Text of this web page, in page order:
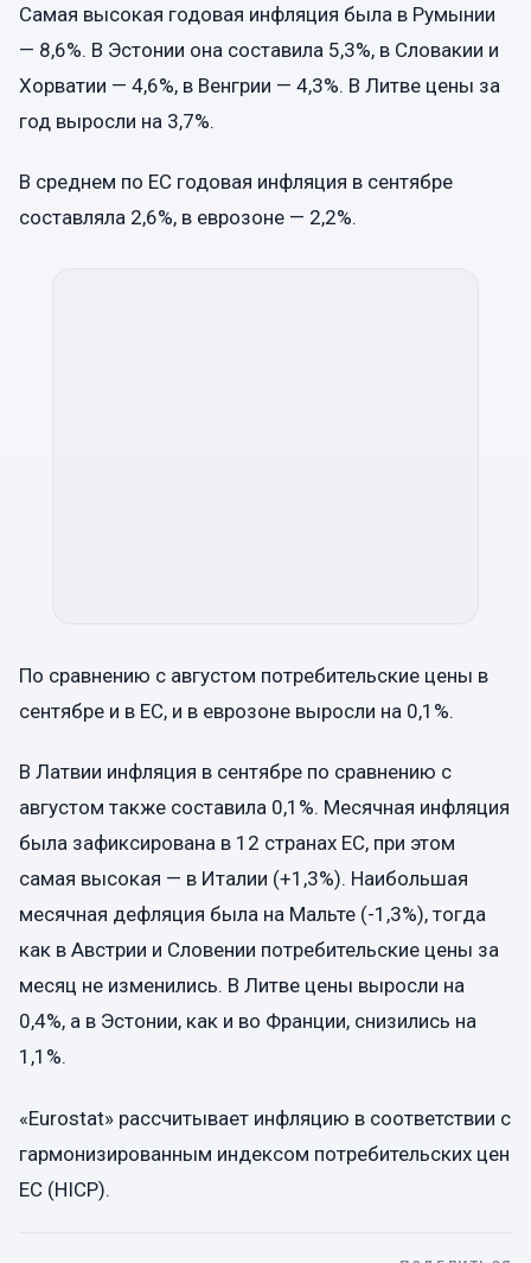
Самая высокая годовая инфляция была в Румынии
— 8,6%. В Эстонии она составила 5,3%, в Словакии и
Хорватии — 4,6%, в Венгрии — 4,3%. В Литве цены за
год выросли на 3,7%.
В среднем по ЕС годовая инфляция в сентябре
составляла 2,6%, в еврозоне — 2,2%.
По сравнению с августом потребительские цены в
сентябре и в ЕС, и в еврозоне выросли на 0,1%.
В Латвии инфляция в сентябре по сравнению с
августом также составила 0,1%. Месячная инфляция
была зафиксирована в 12 странах ЕС, при этом
самая высокая — в Италии (+1,3%). Наибольшая
месячная дефляция была на Мальте (-1,3%), тогда
как в Австрии и Словении потребительские цены за
месяц не изменились. В Литве цены выросли на
0,4%, а в Эстонии, как и во Франции, снизились на
1,1%.
«Eurostat» рассчитывает инфляцию в соответствии с
гармонизированным индексом потребительских цен
ЕС (HICP).